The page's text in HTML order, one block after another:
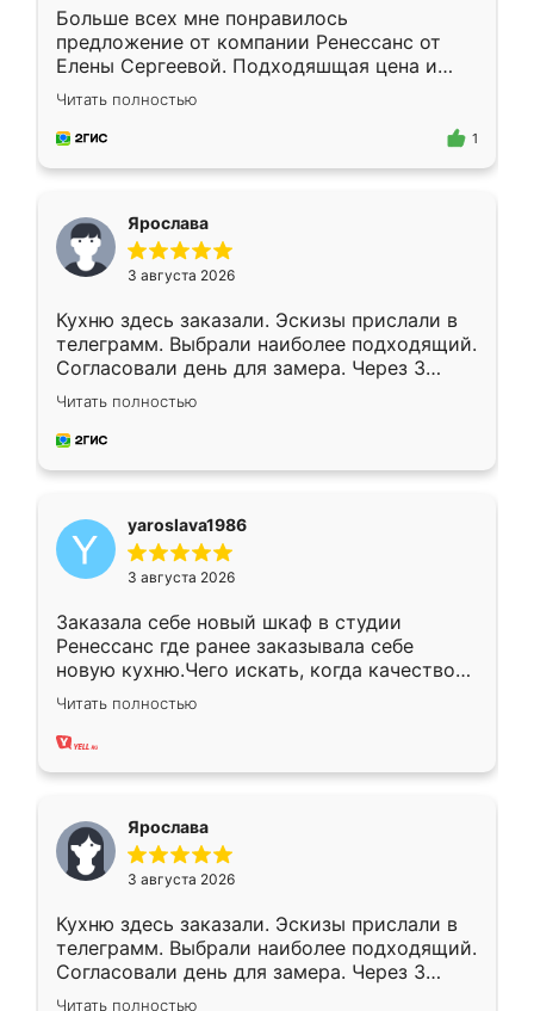
Больше всех мне понравилось
предложение от компании Ренессанс от
Елены Сергеевой. Подходяшщая цена и
короткие сроки изготовления. Приехавший
для замера сотрудник Владислав
предложил по моему эскизу самый
Читать полностью
1
Ярослава
3 августа 2026
Кухню здесь заказали. Эскизы прислали в
телеграмм. Выбрали наиболее подходящий.
Согласовали день для замера. Через 3
недели кухня была уже готова. Остались
довольны работой. Спасибо Ренессанс
мебель за качественную работу!
Читать полностью
yaroslava1986
3 августа 2026
Заказала себе новый шкаф в студии
Ренессанс где ранее заказывала себе
новую кухню.Чего искать, когда качеством
вполне довольна. Служит кухня уже почти
два года, нареканий нет.
Читать полностью
Ярослава
3 августа 2026
Кухню здесь заказали. Эскизы прислали в
телеграмм. Выбрали наиболее подходящий.
Согласовали день для замера. Через 3
недели кухня была уже готова. Остались
Читать полностью